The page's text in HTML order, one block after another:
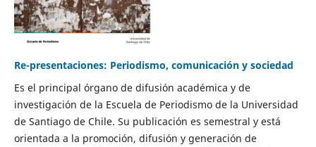
Re-presentaciones: Periodismo, comunicación y sociedad
Es el principal órgano de difusión académica y de
investigación de la Escuela de Periodismo de la Universidad
de Santiago de Chile. Su publicación es semestral y está
orientada a la promoción, difusión y generación de